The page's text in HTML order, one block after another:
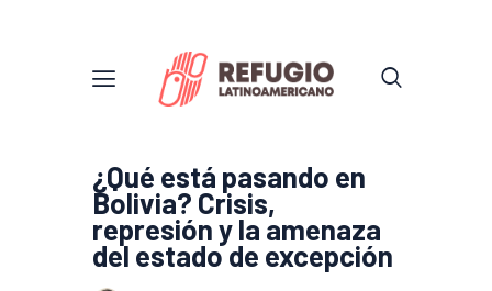
¿Qué está pasando en
Bolivia? Crisis,
represión y la amenaza
del estado de excepción